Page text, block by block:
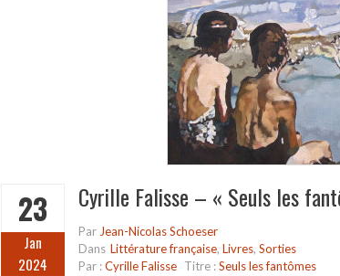
23
Jan
2024
Cyrille Falisse – « Seuls les
Par Jean-Nicolas Schoeser
Dans Littérature française, Livres, Sorties
Par :Cyrille Falisse Titre :Seuls les fantômes